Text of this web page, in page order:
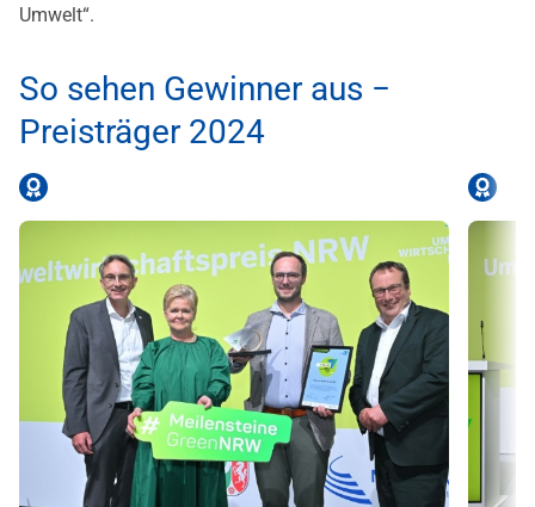
Umwelt“.
So sehen Gewinner aus −
Preisträger 2024